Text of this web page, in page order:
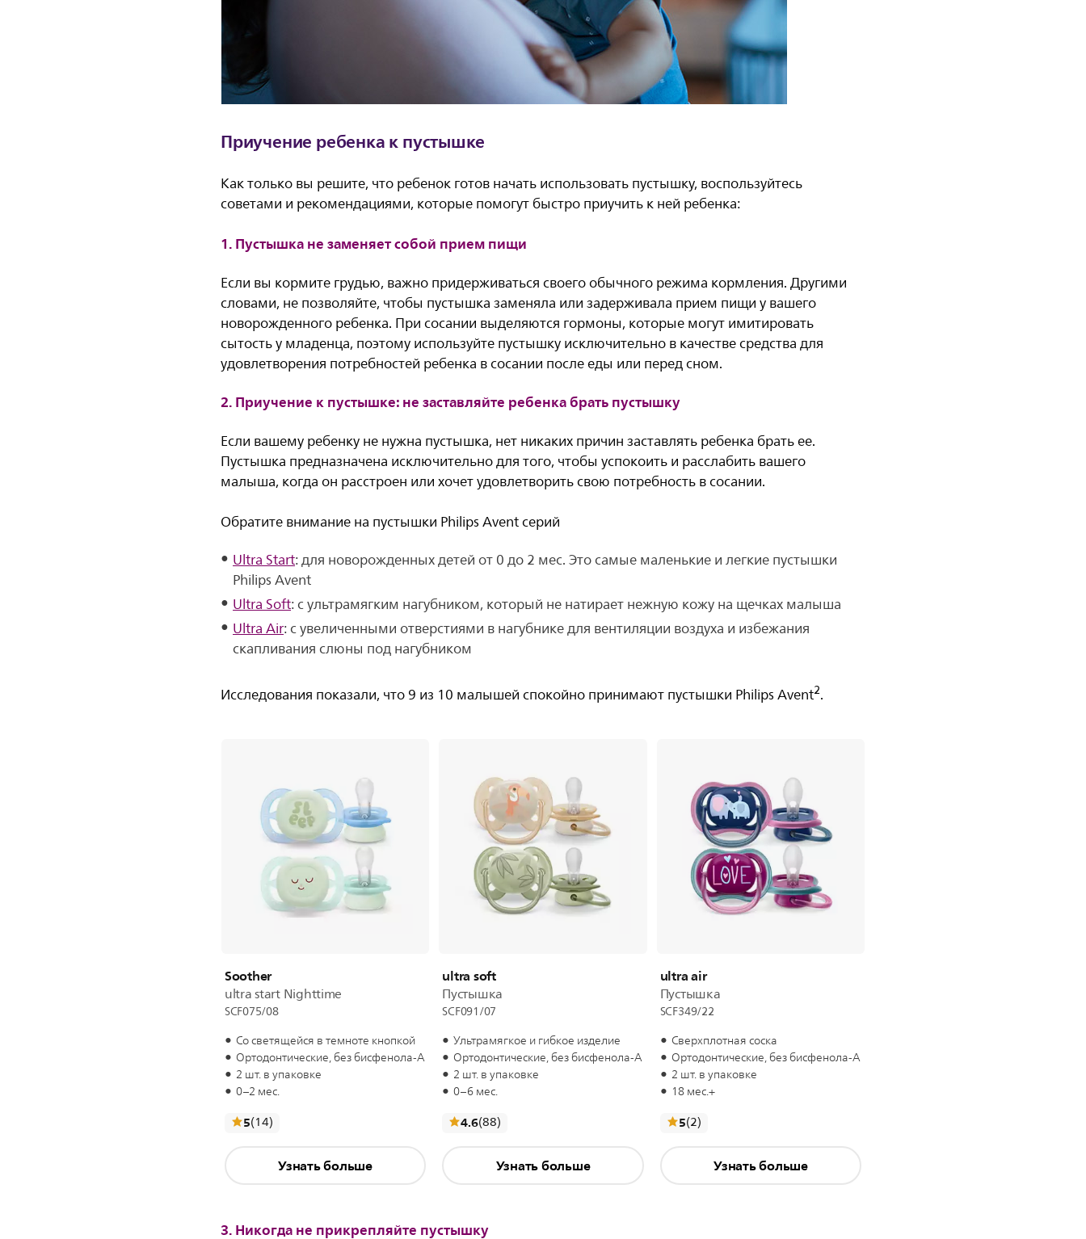
Приучение ребенка к пустышке
Как только вы решите, что ребенок готов начать использовать пустышку, воспользуйтесь
советами и рекомендациями, которые помогут быстро приучить к ней ребенка:
1. Пустышка не заменяет собой прием пищи
Если вы кормите грудью, важно придерживаться своего обычного режима кормления. Другими
словами, не позволяйте, чтобы пустышка заменяла или задерживала прием пищи у вашего
новорожденного ребенка. При сосании выделяются гормоны, которые могут имитировать
сытость у младенца, поэтому используйте пустышку исключительно в качестве средства для
удовлетворения потребностей ребенка в сосании после еды или перед сном.
2. Приучение к пустышке: не заставляйте ребенка брать пустышку
Если вашему ребенку не нужна пустышка, нет никаких причин заставлять ребенка брать ее.
Пустышка предназначена исключительно для того, чтобы успокоить и расслабить вашего
малыша, когда он расстроен или хочет удовлетворить свою потребность в сосании.
Обратите внимание на пустышки Philips Avent серий
Ultra Start: для новорожденных детей от 0 до 2 мес. Это самые маленькие и легкие пустышки
Philips Avent
Ultra Soft: с ультрамягким нагубником, который не натирает нежную кожу на щечках малыша
Ultra Air: с увеличенными отверстиями в нагубнике для вентиляции воздуха и избежания
скапливания слюны под нагубником
Исследования показали, что 9 из 10 малышей спокойно принимают пустышки Philips Avent2.
Soother
ultra start Nighttime
SCF075/08
Со светящейся в темноте кнопкой
Ортодонтические, без бисфенола-А
2 шт. в упаковке
0–2 мес.
5(14отзывы
)
Узнать больше
ultra soft
Пустышка
SCF091/07
Ультрамягкое и гибкое изделие
Ортодонтические, без бисфенола-А
2 шт. в упаковке
0–6 мес.
4.6(88отзывы
)
Узнать больше
ultra air
Пустышка
SCF349/22
Сверхплотная соска
Ортодонтические, без бисфенола-А
2 шт. в упаковке
18 мес.+
5(2отзывы
)
Узнать больше
3. Никогда не прикрепляйте пустышку